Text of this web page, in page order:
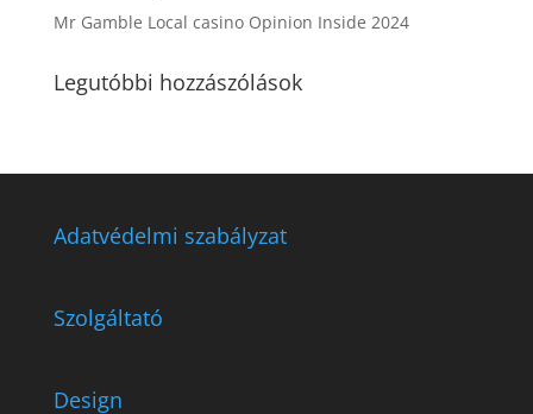
Mr Gamble Local casino Opinion Inside 2024
Legutóbbi hozzászólások
Adatvédelmi szabályzat
Szolgáltató
Design